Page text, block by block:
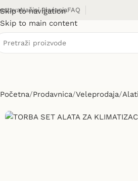
Skip to navigation
Skip to main content
Načini PlaćanjaFAQ
Početna Prodavnica Veleprodaja Alati